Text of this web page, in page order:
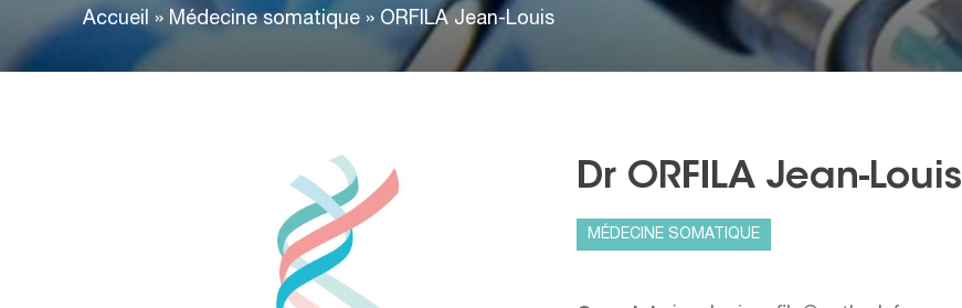
Accueil » Médecine somatique » ORFILA Jean-Louis
Dr ORFILA Jean-Louis
MÉDECINE SOMATIQUE